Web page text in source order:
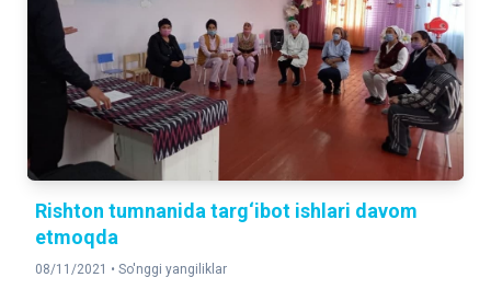
Rishton tumnanida targ‘ibot ishlari davom
etmoqda
08/11/2021 • So'nggi yangiliklar